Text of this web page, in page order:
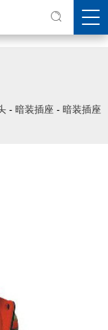
- 暗装插座 - 暗装插座